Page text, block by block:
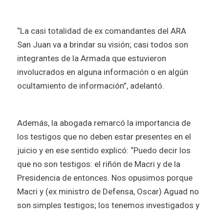
“La casi totalidad de ex comandantes del ARA
San Juan va a brindar su visión; casi todos son
integrantes de la Armada que estuvieron
involucrados en alguna información o en algún
ocultamiento de información”, adelantó.
Además, la abogada remarcó la importancia de
los testigos que no deben estar presentes en el
juicio y en ese sentido explicó: “Puedo decir los
que no son testigos: el riñón de Macri y de la
Presidencia de entonces. Nos opusimos porque
Macri y (ex ministro de Defensa, Oscar) Aguad no
son simples testigos; los tenemos investigados y